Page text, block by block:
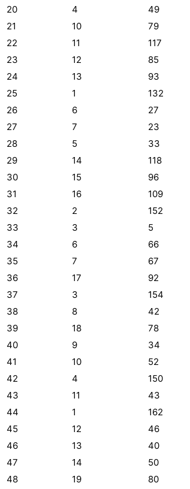
20
4 49
21
10 79
22
11 117
23
12 85
24
13 93
25
1 132
26
6 27
27
7 23
28
5 33
29
14 118
30
15 96
31
16 109
32
2 152
33
3 5
34
6 66
35
7 67
36
17 92
37
3 154
38
8 42
39
18 78
40
9 34
41
10 52
42
4 150
43
11 43
44
1 162
45
12 46
46
13 40
47
14 50
48
19 80